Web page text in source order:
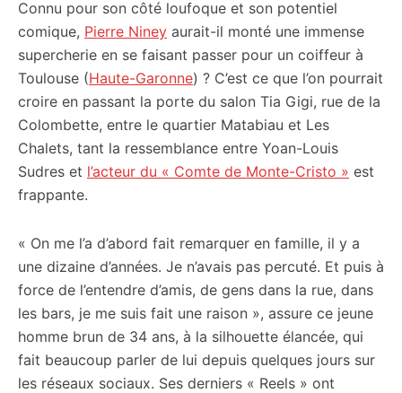
Connu pour son côté loufoque et son potentiel
comique, Pierre Niney aurait-il monté une immense
supercherie en se faisant passer pour un coiffeur à
Toulouse (Haute-Garonne) ? C’est ce que l’on pourrait
croire en passant la porte du salon Tia Gigi, rue de la
Colombette, entre le quartier Matabiau et Les
Chalets, tant la ressemblance entre Yoan-Louis
Sudres et l’acteur du « Comte de Monte-Cristo » est
frappante.
« On me l’a d’abord fait remarquer en famille, il y a
une dizaine d’années. Je n’avais pas percuté. Et puis à
force de l’entendre d’amis, de gens dans la rue, dans
les bars, je me suis fait une raison », assure ce jeune
homme brun de 34 ans, à la silhouette élancée, qui
fait beaucoup parler de lui depuis quelques jours sur
les réseaux sociaux. Ses derniers « Reels » ont